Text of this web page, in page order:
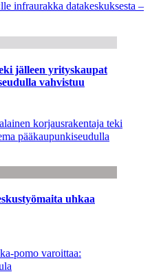
infraurakka datakeskuksesta –
jälleen yrityskaupat
vahvistuu
korjausrakentaja teki
pääkaupunkiseudulla
uhkaa
pomo varoittaa: